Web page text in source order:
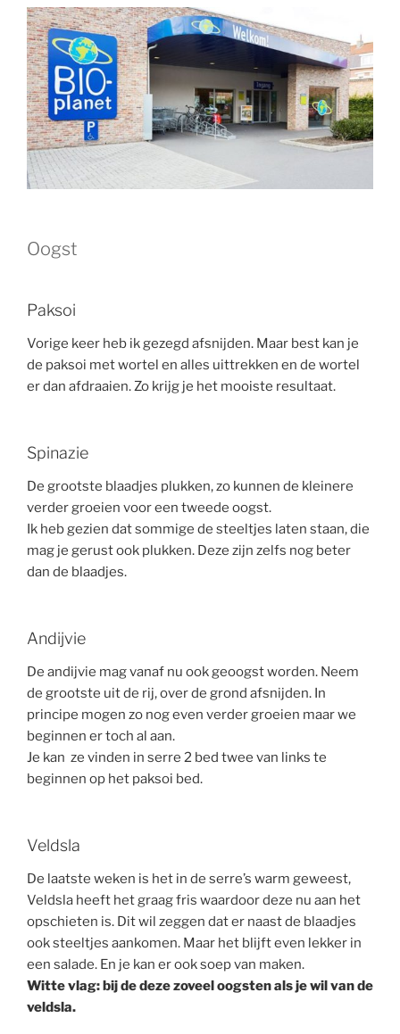
Oogst
Paksoi
Vorige keer heb ik gezegd afsnijden. Maar best kan je
de paksoi met wortel en alles uittrekken en de wortel
er dan afdraaien. Zo krijg je het mooiste resultaat.
Spinazie
De grootste blaadjes plukken, zo kunnen de kleinere
verder groeien voor een tweede oogst.
Ik heb gezien dat sommige de steeltjes laten staan, die
mag je gerust ook plukken. Deze zijn zelfs nog beter
dan de blaadjes.
Andijvie
De andijvie mag vanaf nu ook geoogst worden. Neem
de grootste uit de rij, over de grond afsnijden. In
principe mogen zo nog even verder groeien maar we
beginnen er toch al aan.
Je kan ze vinden in serre 2 bed twee van links te
beginnen op het paksoi bed.
Veldsla
De laatste weken is het in de serre’s warm geweest,
Veldsla heeft het graag fris waardoor deze nu aan het
opschieten is. Dit wil zeggen dat er naast de blaadjes
ook steeltjes aankomen. Maar het blijft even lekker in
een salade. En je kan er ook soep van maken.
Witte vlag: bij de deze zoveel oogsten als je wil van de
veldsla.